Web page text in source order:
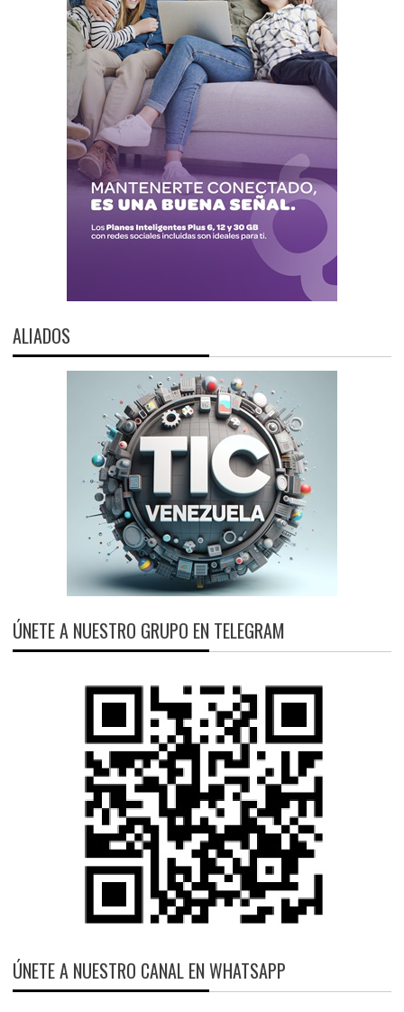
ALIADOS
ÚNETE A NUESTRO GRUPO EN TELEGRAM
ÚNETE A NUESTRO CANAL EN WHATSAPP